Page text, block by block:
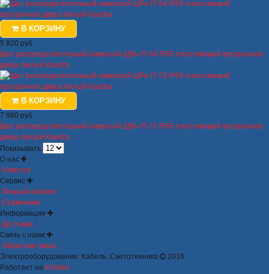
В КОРЗИНУ
5 820 руб
Щит распределительный навесной ЩРн-П-54 IP65 пластиковый прозрачная
дверь белый Kaedra
В КОРЗИНУ
7 980 руб
Щит распределительный навесной ЩРн-П-72 IP65 пластиковый прозрачная
дверь белый Kaedra
Показывать
О нас
Новости
Сервис
Личный кабинет
Сравнение
Информация
Доставка
Связь с нами
Обратная связь
Электрооборудование. Кабель. Светотехника
2016
Работает на InSales